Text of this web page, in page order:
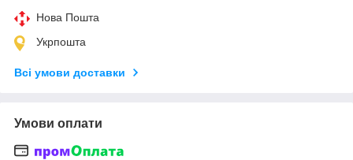
Нова Пошта
Укрпошта
Всі умови доставки
Умови оплати